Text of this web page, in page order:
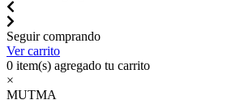
Seguir comprando
Ver carrito
0 item(s) agregado tu carrito
×
MUTMA